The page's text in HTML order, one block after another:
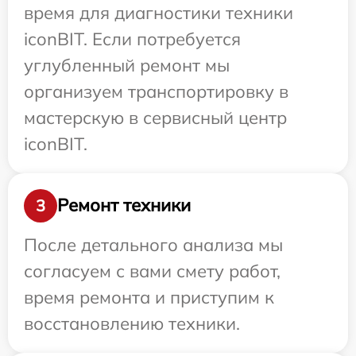
время для диагностики техники
iconBIT. Если потребуется
углубленный ремонт мы
организуем транспортировку в
мастерскую в сервисный центр
iconBIT.
3
Ремонт техники
После детального анализа мы
согласуем с вами смету работ,
время ремонта и приступим к
восстановлению техники.